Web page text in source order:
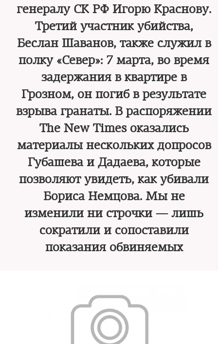
генералу СК РФ Игорю Краснову.
Третий участник убийства,
Беслан Шаванов, также служил в
полку «Север»: 7 марта, во время
задержания в квартире в
Грозном, он погиб в результате
взрыва гранаты. В распоряжении
The New Times оказались
материалы нескольких допросов
Губашева и Дадаева, которые
позволяют увидеть, как убивали
Бориса Немцова. Мы не
изменили ни строчки — лишь
сократили и сопоставили
показания обвиняемых